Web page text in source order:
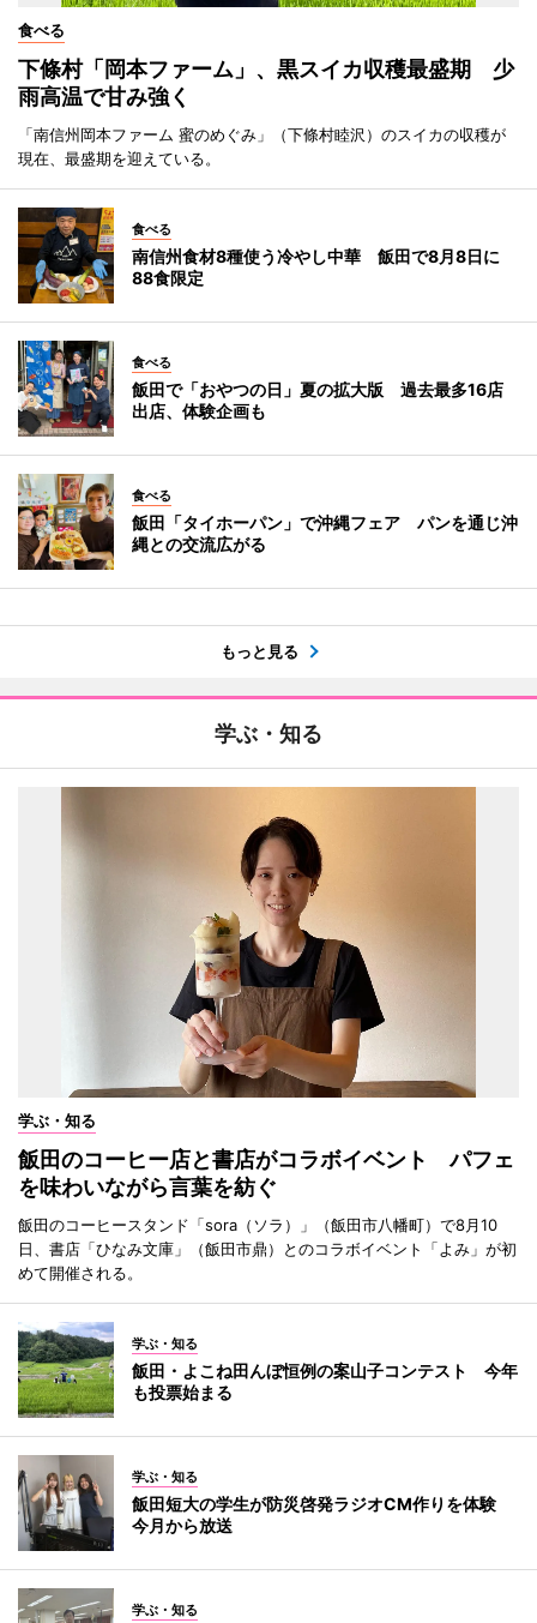
食べる
下條村「岡本ファーム」、黒スイカ収穫最盛期 少
雨高温で甘み強く
「南信州岡本ファーム 蜜のめぐみ」（下條村睦沢）のスイカの収穫が
現在、最盛期を迎えている。
食べる
南信州食材8種使う冷やし中華 飯田で8月8日に
88食限定
食べる
飯田で「おやつの日」夏の拡大版 過去最多16店
出店、体験企画も
食べる
飯田「タイホーパン」で沖縄フェア パンを通じ沖
縄との交流広がる
もっと見る
学ぶ・知る
学ぶ・知る
飯田のコーヒー店と書店がコラボイベント パフェ
を味わいながら言葉を紡ぐ
飯田のコーヒースタンド「sora（ソラ）」（飯田市八幡町）で8月10
日、書店「ひなみ文庫」（飯田市鼎）とのコラボイベント「よみ」が初
めて開催される。
学ぶ・知る
飯田・よこね田んぼ恒例の案山子コンテスト 今年
も投票始まる
学ぶ・知る
飯田短大の学生が防災啓発ラジオCM作りを体験
今月から放送
学ぶ・知る